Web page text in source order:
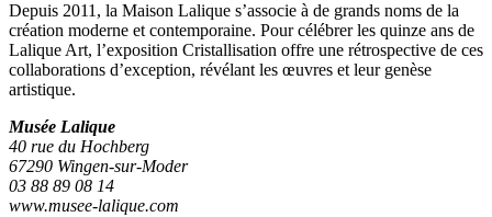
Depuis 2011, la Maison Lalique s’associe à de grands noms de la
création moderne et contemporaine. Pour célébrer les quinze ans de
Lalique Art, l’exposition Cristallisation offre une rétrospective de ces
collaborations d’exception, révélant les œuvres et leur genèse
artistique.
Musée Lalique
40 rue du Hochberg
67290 Wingen-sur-Moder
03 88 89 08 14
www.musee-lalique.com